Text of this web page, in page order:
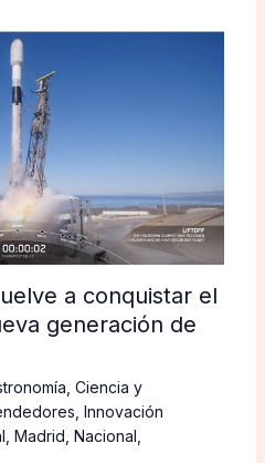
a conquistar el
generación de
Ciencia y
Innovación
Madrid Nacional